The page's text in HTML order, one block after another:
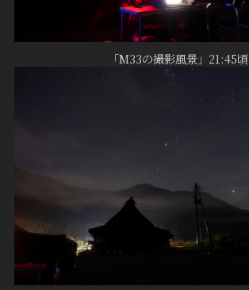
「M33の撮影風景」21:45頃